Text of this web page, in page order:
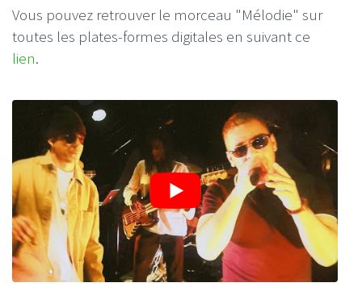
Vous pouvez retrouver le morceau "Mélodie" sur
toutes les plates-formes digitales en suivant ce
lien.